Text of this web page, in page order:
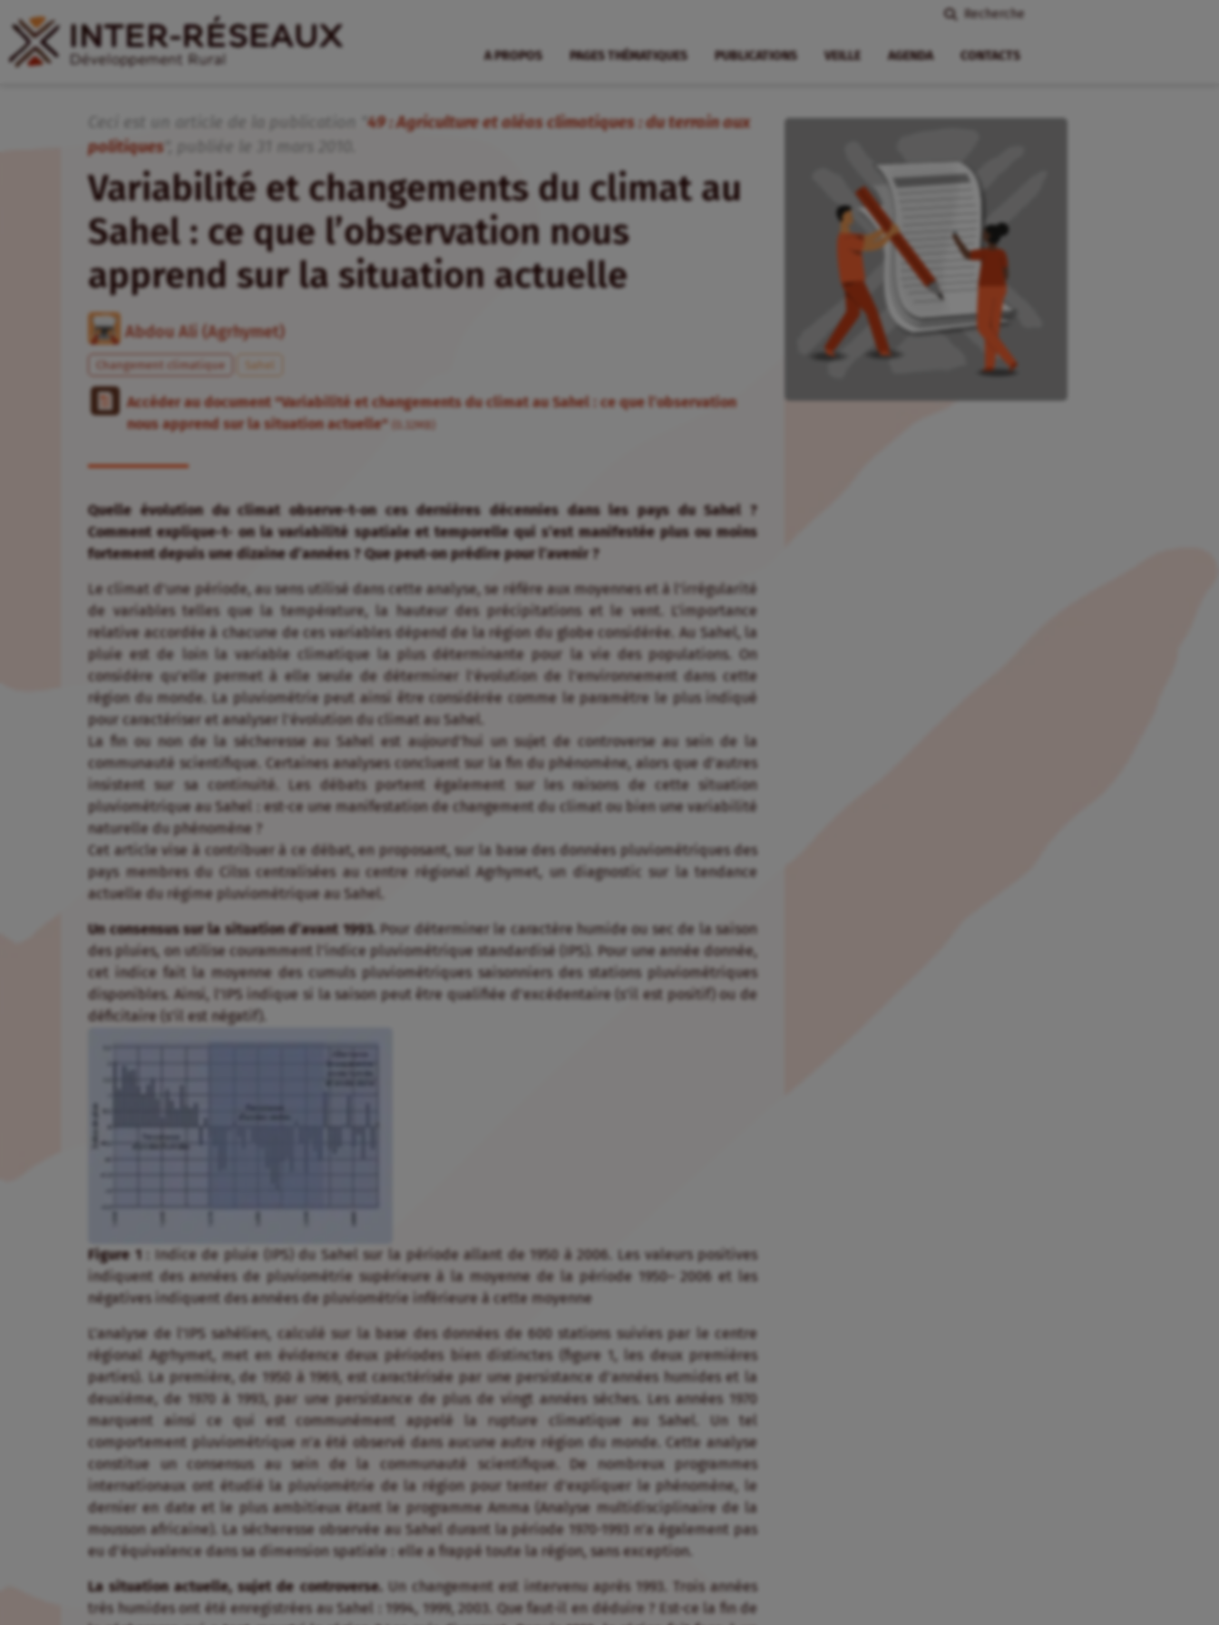
Recherche
A PROPOS PAGES THÉMATIQUES PUBLICATIONS VEILLE AGENDA CONTACTS
Ceci est un article de la publication "49 : Agriculture et aléas climatiques : du terrain aux
politiques
Variabilité et changements du climat au
Sahel : ce que l’observation nous
apprend sur la situation actuelle
Abdou Ali (Agrhymet)
Changement climatique Sahel
Accéder au document "Variabilité et changements du climat au Sahel : ce que l’observation
nous apprend sur la situation actuelle"
(0.32MB)
Quelle évolution du climat observe-t-on ces dernières décennies dans les pays du Sahel ?
Comment explique-t- on la variabilité spatiale et temporelle qui s’est manifestée plus ou moins
fortement depuis une dizaine d’années ? Que peut-on prédire pour l’avenir ?
Le climat d’une période, au sens utilisé dans cette analyse, se réfère aux moyennes et à l’irrégularité
de variables telles que la température, la hauteur des précipitations et le vent. L’importance
relative accordée à chacune de ces variables dépend de la région du globe considérée. Au Sahel, la
pluie est de loin la variable climatique la plus déterminante pour la vie des populations. On
considère qu’elle permet à elle seule de déterminer l’évolution de l’environnement dans cette
région du monde. La pluviométrie peut ainsi être considérée comme le paramètre le plus indiqué
pour caractériser et analyser l’évolution du climat au Sahel.
La fin ou non de la sécheresse au Sahel est aujourd’hui un sujet de controverse au sein de la
communauté scientifique. Certaines analyses concluent sur la fin du phénomène, alors que d’autres
insistent sur sa continuité. Les débats portent également sur les raisons de cette situation
pluviométrique au Sahel : est-ce une manifestation de changement du climat ou bien une variabilité
naturelle du phénomène ?
Cet article vise à contribuer à ce débat, en proposant, sur la base des données pluviométriques des
pays membres du Cilss centralisées au centre régional Agrhymet, un diagnostic sur la tendance
actuelle du régime pluviométrique au Sahel.
Un consensus sur la situation d’avant 1993. Pour déterminer le caractère humide ou sec de la saison
des pluies, on utilise couramment l’indice pluviométrique standardisé (IPS). Pour une année donnée,
cet indice fait la moyenne des cumuls pluviométriques saisonniers des stations pluviométriques
disponibles. Ainsi, l’IPS indique si la saison peut être qualifiée d’excédentaire (s’il est positif) ou de
déficitaire (s’il est négatif).
Figure 1: Indice de pluie (IPS) du Sahel sur la période allant de 1950 à 2006. Les valeurs positives
indiquent des années de pluviométrie supérieure à la moyenne de la période 1950– 2006 et les
négatives indiquent des années de pluviométrie inférieure à cette moyenne
L’analyse de l’IPS sahélien, calculé sur la base des données de 600 stations suivies par le centre
régional Agrhymet, met en évidence deux périodes bien distinctes (figure 1, les deux premières
parties). La première, de 1950 à 1969, est caractérisée par une persistance d’années humides et la
deuxième, de 1970 à 1993, par une persistance de plus de vingt années sèches. Les années 1970
marquent ainsi ce qui est communément appelé la rupture climatique au Sahel. Un tel
comportement pluviométrique n’a été observé dans aucune autre région du monde. Cette analyse
constitue un consensus au sein de la communauté scientifique. De nombreux programmes
internationaux ont étudié la pluviométrie de la région pour tenter d’expliquer le phénomène, le
dernier en date et le plus ambitieux étant le programme Amma (Analyse multidisciplinaire de la
mousson africaine). La sécheresse observée au Sahel durant la période 1970-1993 n’a également pas
eu d’équivalence dans sa dimension spatiale : elle a frappé toute la région, sans exception.
La situation actuelle, sujet de controverse. Un changement est intervenu après 1993. Trois années
très humides ont été enregistrées au Sahel : 1994, 1999, 2003. Que faut-il en déduire ? Est-ce la fin de